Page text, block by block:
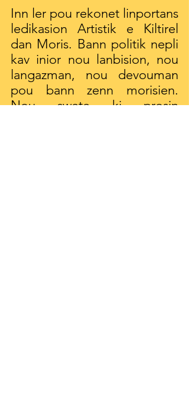
Inn ler pou rekonet linportans
ledikasion Artistik e Kiltirel
dan Moris. Bann politik nepli
kav inior nou lanbision, nou
langazman, nou devouman
pou bann zenn morisien.
Nou swete ki prosin